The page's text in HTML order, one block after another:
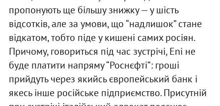
пропонують ще більшу знижку — у шість
відсотків, але за умови, що “надлишок” стане
відкатом, тобто піде у кишені самих росіян.
Причому, говориться під час зустрічі, Eni не
буде платити напряму “Роснєфті”: гроші
прийдуть через якийсь європейський банк і
якесь інше російське підприємство. Присутній